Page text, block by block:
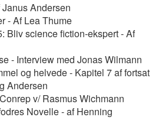
Andersen
- Af Lea Thume
Bliv science fiction-ekspert - Af
- Interview med Jonas Wilmann
og helvede - Kapitel 7 af fortsat
Andersen
v/ Rasmus Wichmann
Novelle - af Henning